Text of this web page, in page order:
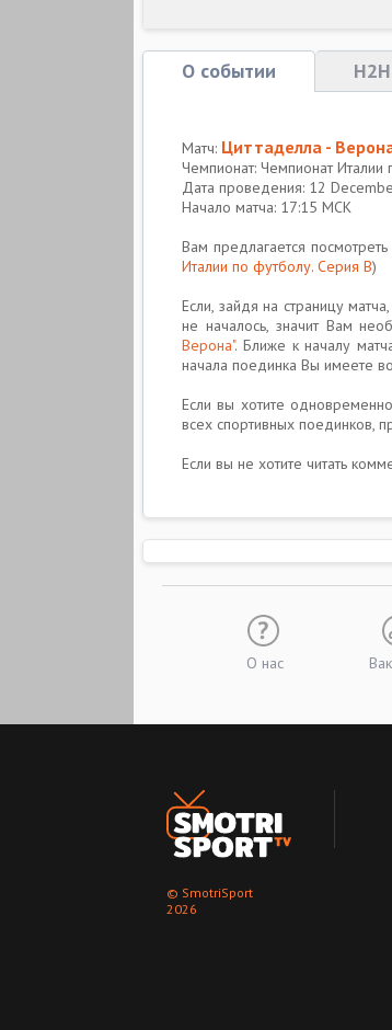
О событии H2H
Матч: Циттаделла -
Чемпионат: Чемпионат Италии
Дата проведения: 12
Начало матча: 17:15 МСК
Вам предлагается
Италии по футболу. Серия B)
Если, зайдя на страницу
не началось, значит Вам
Верона". Ближе к началу
начала поединка Вы имеете
Если вы хотите
всех спортивных поединков,
Если вы не хотите читать
О нас
© SmotriSport
2026